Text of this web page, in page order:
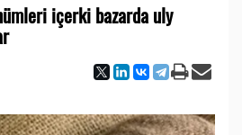
içerki bazarda uly